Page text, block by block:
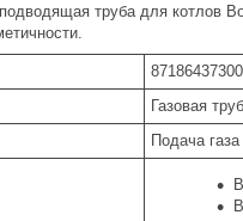
труба для котлов
87186437300
Газовая
Подача